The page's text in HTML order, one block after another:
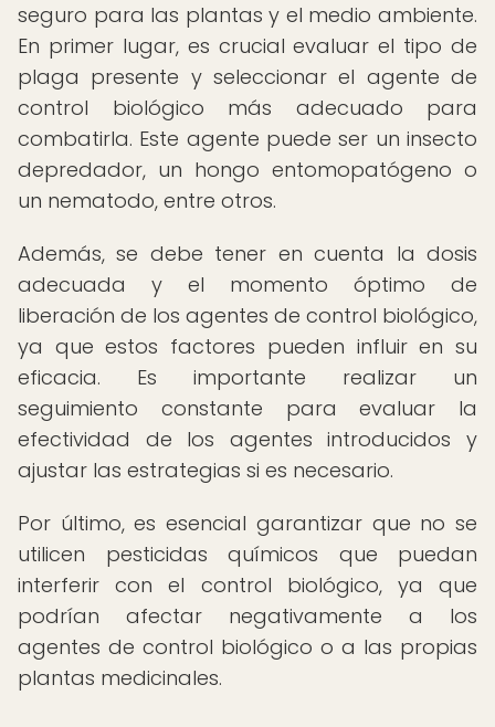
seguro para las plantas y el medio ambiente.
En primer lugar, es crucial evaluar el tipo de
plaga presente y seleccionar el agente de
control biológico más adecuado para
combatirla. Este agente puede ser un insecto
depredador, un hongo entomopatógeno o
un nematodo, entre otros.
Además, se debe tener en cuenta la dosis
adecuada y el momento óptimo de
liberación de los agentes de control biológico,
ya que estos factores pueden influir en su
eficacia. Es importante realizar un
seguimiento constante para evaluar la
efectividad de los agentes introducidos y
ajustar las estrategias si es necesario.
Por último, es esencial garantizar que no se
utilicen pesticidas químicos que puedan
interferir con el control biológico, ya que
podrían afectar negativamente a los
agentes de control biológico o a las propias
plantas medicinales.